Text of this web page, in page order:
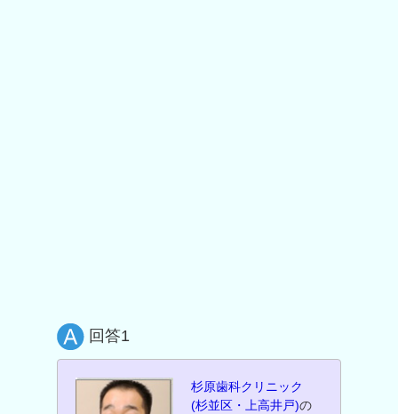
回答1
杉原歯科クリニック
(杉並区・上高井戸)の